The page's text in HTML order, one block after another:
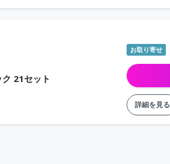
21セット
お取り寄せ
詳細を見る